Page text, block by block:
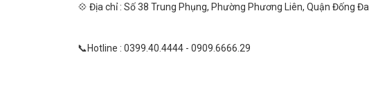
💠 Địa chỉ : Số 38 Trung Phụng, Phường Phương Liên, Quận Đống Đa
📞Hotline : 0399.40.4444 - 0909.6666.29